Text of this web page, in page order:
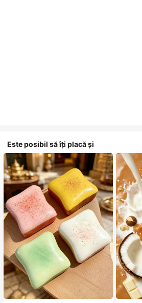
Este posibil să îți placă și